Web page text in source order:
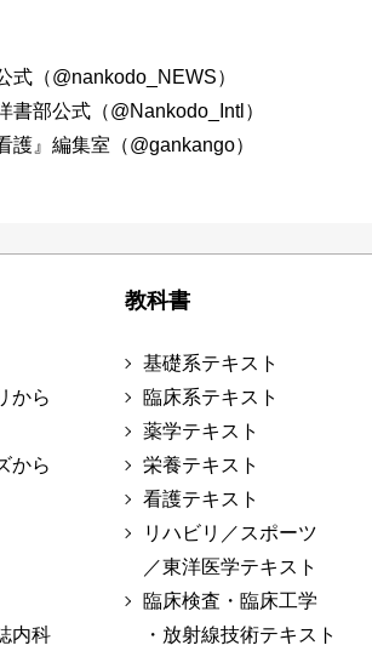
式（@nankodo_NEWS）
書部公式（@Nankodo_Intl）
護』編集室（@gankango）
から
から
内科
教科書
基礎系テキスト
臨床系テキスト
薬学テキスト
栄養テキスト
看護テキスト
リハビリ／スポーツ
／東洋医学テキスト
臨床検査・臨床工学
・放射線技術テキスト